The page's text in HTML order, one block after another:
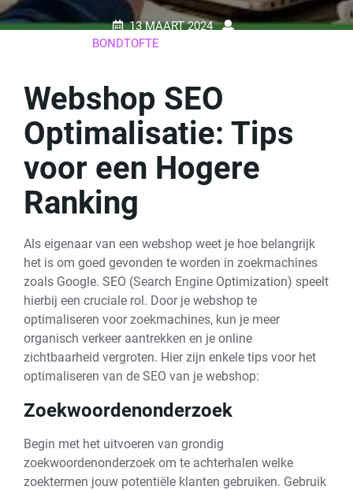
13 MAART 2024
BONDTOFTE
Webshop SEO
Optimalisatie: Tips
voor een Hogere
Ranking
Als eigenaar van een webshop weet je hoe belangrijk
het is om goed gevonden te worden in zoekmachines
zoals Google. SEO (Search Engine Optimization) speelt
hierbij een cruciale rol. Door je webshop te
optimaliseren voor zoekmachines, kun je meer
organisch verkeer aantrekken en je online
zichtbaarheid vergroten. Hier zijn enkele tips voor het
optimaliseren van de SEO van je webshop:
Zoekwoordenonderzoek
Begin met het uitvoeren van grondig
zoekwoordenonderzoek om te achterhalen welke
zoektermen jouw potentiële klanten gebruiken. Gebruik